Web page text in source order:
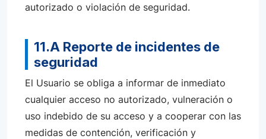
autorizado o violación de seguridad.
11.A Reporte de incidentes de
seguridad
El Usuario se obliga a informar de inmediato
cualquier acceso no autorizado, vulneración o
uso indebido de su acceso y a cooperar con las
medidas de contención, verificación y